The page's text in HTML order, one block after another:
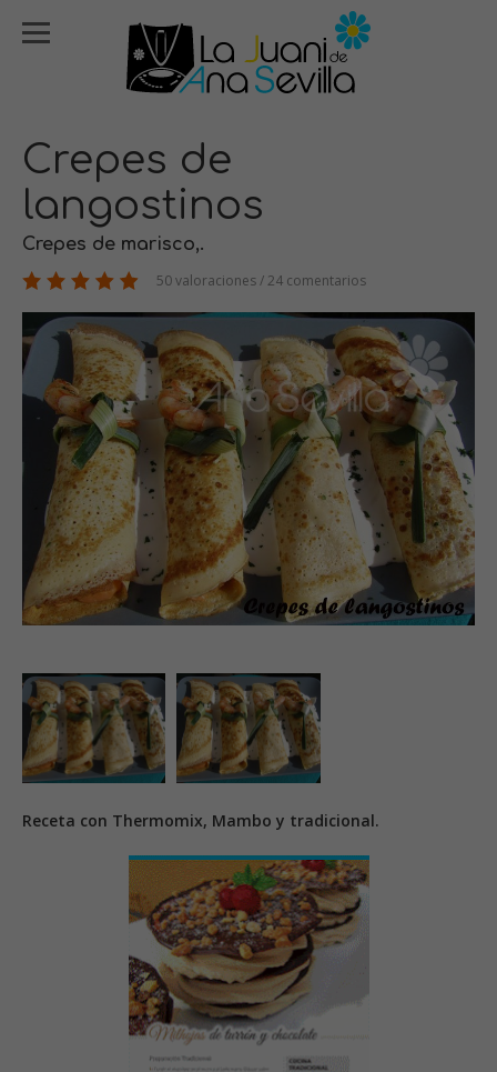
Crepes de
langostinos
Crepes de marisco,.
50 valoraciones / 24 comentarios
Receta con Thermomix, Mambo y tradicional.